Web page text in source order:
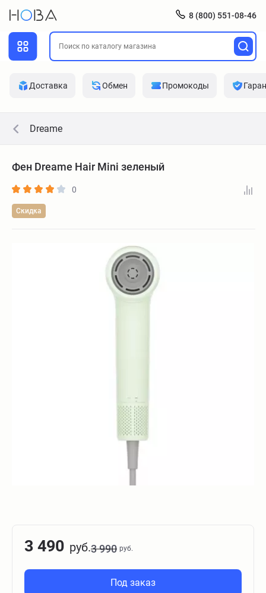
8 (800) 551-08-46
Доставка Обмен Промокоды
Dreame
Фен Dreame Hair Mini зеленый
0
Скидка
3 490 руб.3 990 руб.
Под заказ